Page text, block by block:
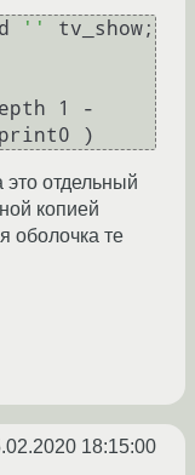
''
tv_show;
1 -
это отдельный
копией
оболочка те
18:15:00